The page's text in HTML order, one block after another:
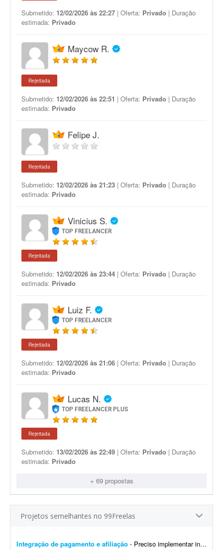
Submetido: 12/02/2026 às 22:27 | Oferta: Privado | Duração
estimada: Privado
Maycow R.
Rejeitada
Submetido: 12/02/2026 às 22:51 | Oferta: Privado | Duração
estimada: Privado
Felipe J.
Rejeitada
Submetido: 12/02/2026 às 21:23 | Oferta: Privado | Duração
estimada: Privado
Vinicius S.
TOP FREELANCER
Rejeitada
Submetido: 12/02/2026 às 23:44 | Oferta: Privado | Duração
estimada: Privado
Luiz F.
TOP FREELANCER
Rejeitada
Submetido: 12/02/2026 às 21:06 | Oferta: Privado | Duração
estimada: Privado
Lucas N.
TOP FREELANCER PLUS
Rejeitada
Submetido: 13/02/2026 às 22:49 | Oferta: Privado | Duração
estimada: Privado
+ 69 propostas
Projetos semelhantes no 99Freelas
Integração de pagamento e afiliação - Preciso implementar integração de pagamento no meu software e também um sistema de afiliação que pague comissões aos afiliados por meio dos links de afilia...